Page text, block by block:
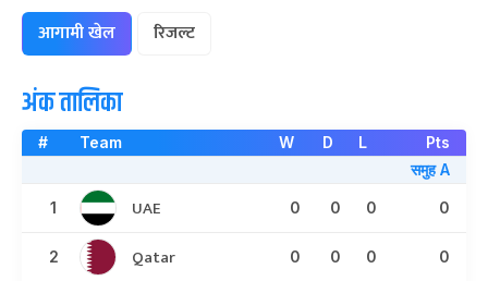
आगामी खेल रिजल्ट
अंक तालिका
# Team W D L
Pts
समुह A
1 UAE 0 0 0 0
2 Qatar 0 0 0 0